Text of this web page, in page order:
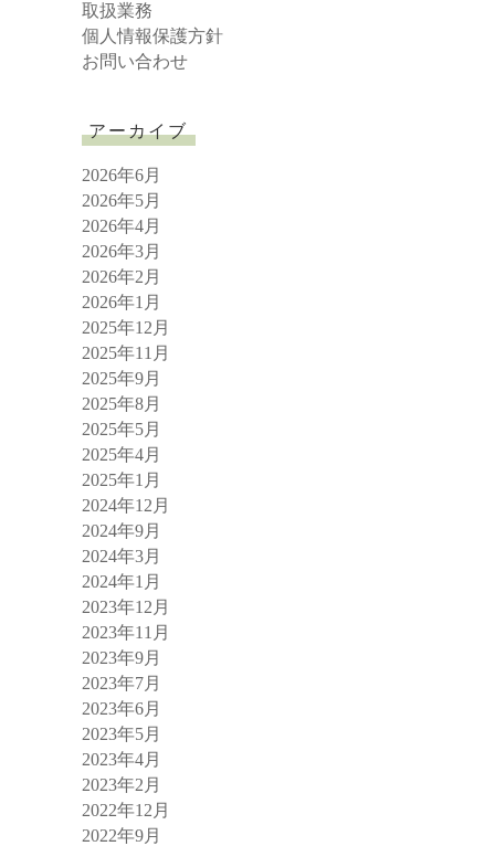
取扱業務
個人情報保護方針
お問い合わせ
アーカイブ
2026年6月
2026年5月
2026年4月
2026年3月
2026年2月
2026年1月
2025年12月
2025年11月
2025年9月
2025年8月
2025年5月
2025年4月
2025年1月
2024年12月
2024年9月
2024年3月
2024年1月
2023年12月
2023年11月
2023年9月
2023年7月
2023年6月
2023年5月
2023年4月
2023年2月
2022年12月
2022年9月